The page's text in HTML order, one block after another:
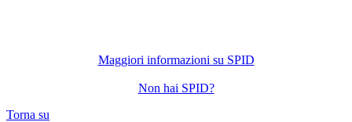
Maggiori informazioni su SPID
Non hai SPID?
Torna su